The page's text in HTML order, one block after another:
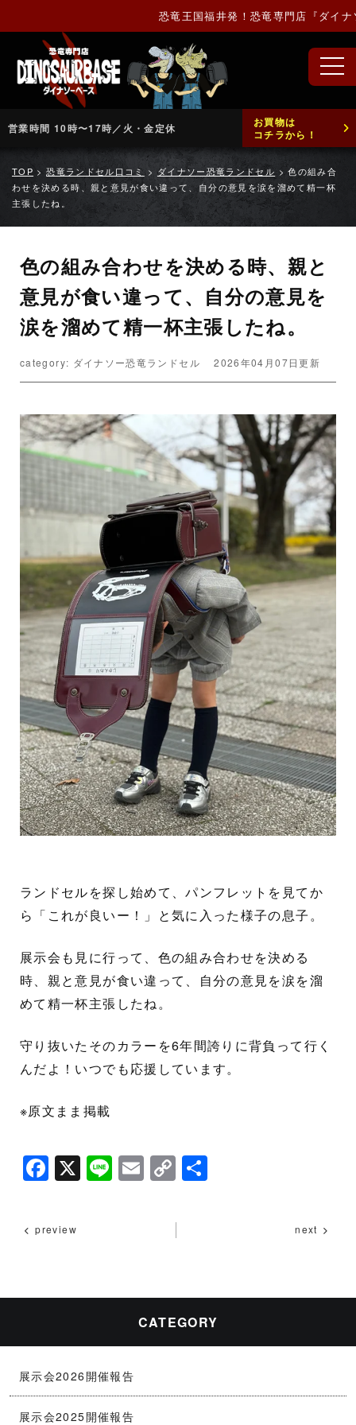
恐竜王国福井発！恐竜専門店『ダイナ
営業時間 10時〜17時／火・金定休
お買物は
コチラから！
TOP >恐竜ランドセル口コミ > ダイナソー恐竜ランドセル >色の組み合
わせを決める時、親と意見が食い違って、自分の意見を涙を溜めて精一杯
主張したね。
色の組み合わせを決める時、親と
意見が食い違って、自分の意見を
涙を溜めて精一杯主張したね。
category: ダイナソー恐竜ランドセル 2026年04月07日更新
ランドセルを探し始めて、パンフレットを見てか
ら「これが良いー！」と気に入った様子の息子。
展示会も見に行って、色の組み合わせを決める
時、親と意見が食い違って、自分の意見を涙を溜
めて精一杯主張したね。
守り抜いたそのカラーを6年間誇りに背負って行く
んだよ！いつでも応援しています。
※原文まま掲載
F
a
c
e
o
k
X Li
n
E
m
C
o
p
y
n
k
preview next
CATEGORY
展示会2026開催報告
展示会2025開催報告